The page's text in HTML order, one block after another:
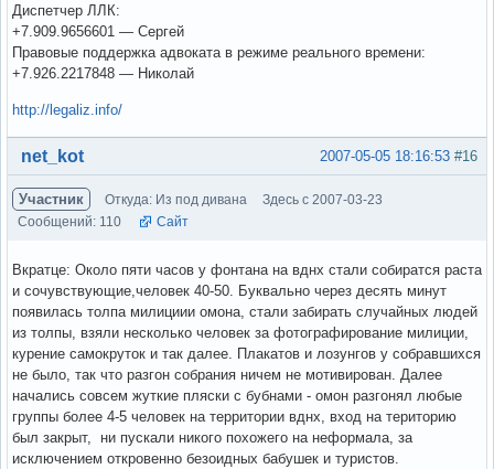
Диспетчер ЛЛК:
+7.909.9656601 — Сергей
Правовые поддержка адвоката в режиме реального времени:
+7.926.2217848 — Николай
http://legaliz.info/
Вне форума #16
2007-05-05 18:16:53
net_kot
Участник Откуда: Из под дивана
Здесь с 2007-03-23
Сообщений: 110
Сайт
Вкратце: Около пяти часов у фонтана на вднх стали собиратся раста
и сочувствующие,человек 40-50. Буквально через десять минут
появилась толпа милициии омона, стали забирать случайных людей
из толпы, взяли несколько человек за фотографирование милиции,
курение самокруток и так далее. Плакатов и лозунгов у собравшихся
не было, так что разгон собрания ничем не мотивирован. Далее
начались совсем жуткие пляски с бубнами - омон разгонял любые
группы более 4-5 человек на территории вднх, вход на територию
был закрыт, ни пускали никого похожего на неформала, за
исключением откровенно безоидных бабушек и туристов.